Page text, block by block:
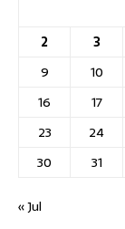
2
3
9
10
16
17
23
24
30
31
« Jul